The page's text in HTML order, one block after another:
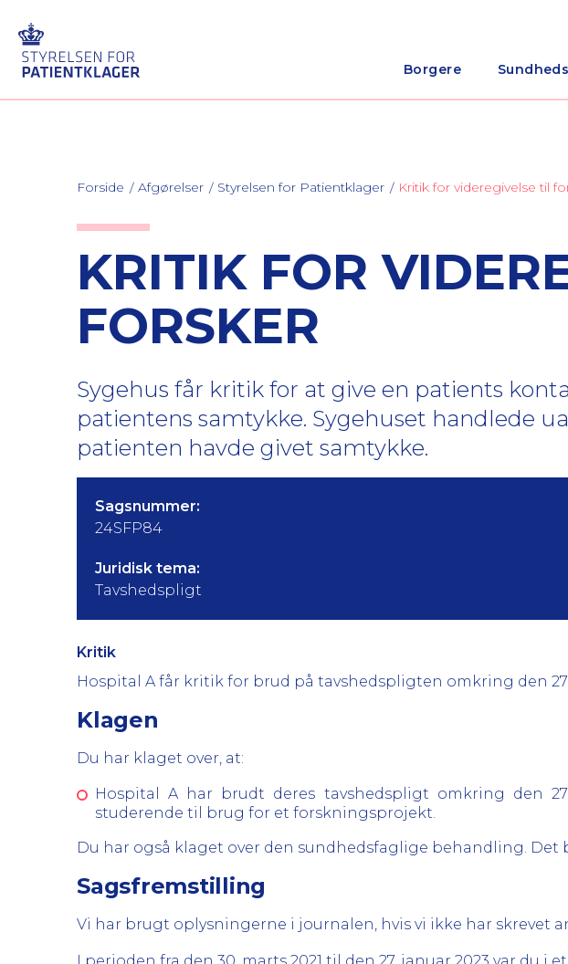
Borgere
Forside Afgørelser Styrelsen for Patientklager Kritik for videregivelse til
KRITIK FOR
FORSKER
Sygehus får kritik for at give en patients
patientens samtykke. Sygehuset handlede
patienten havde givet samtykke.
Sagsnummer:
24SFP84
Juridisk tema:
Tavshedspligt
Kritik
Hospital A får kritik for brud på tavshedspligten omkring den
Klagen
Du har klaget over, at:
Hospital A har brudt deres tavshedspligt omkring den
studerende til brug for et forskningsprojekt.
Du har også klaget over den sundhedsfaglige behandling. Det
Sagsfremstilling
Vi har brugt oplysningerne i journalen, hvis vi ikke har skrevet